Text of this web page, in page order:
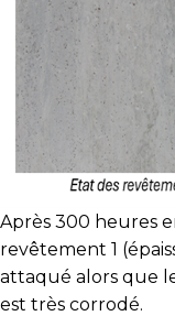
Après 300 heures
revêtement 1
attaqué alors que
est très corrodé.